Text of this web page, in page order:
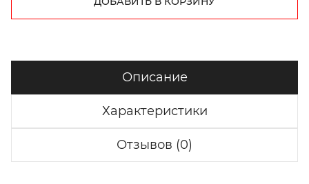
Описание
Характеристики
Отзывов (0)